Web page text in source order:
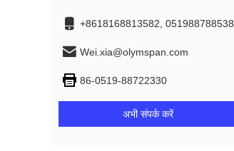
+8618168813582, 051988788538
Wei.xia@olymspan.com
86-0519-88722330
अभी संपर्क करें